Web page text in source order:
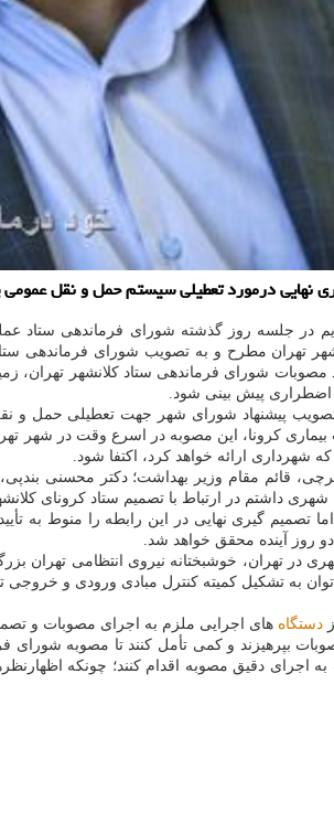
درمورد تعطیلی سیستم حمل و نقل عمومی
در جلسه روز گذشته شورای فرماندهی ستاد
مطرح و به تصویب شورای فرماندهی ستاد
تأیید مصوبات شورای فرماندهی ستاد كلانشهر
پیش بینی شود.
پیشنهاد شورای شهر جهت تعطیلی حمل و
كرونا، این مصوبه در اسرع وقت در شهر
ارائه خواهد كرد، اكتفا شود.
قائم مقام وزیر بهداشت؛ دكتر محسنی
شهری داشتم در ارتباط با تصمیم ستاد
تصمیم گیری نهایی در این رابطه را منوط به
روز آینده محقق خواهد شد.
در تهران، خوشبختانه نیروی انتظامی
به تشكیل كمیته كنترل مبادی ورودی و
دستگاه های اجرایی ملزم به اجرای مصوبات و
بپرهیزند و كمی تأمل كنند تا مصوبه
دقیق مصوبه اقدام كنند؛ چونكه